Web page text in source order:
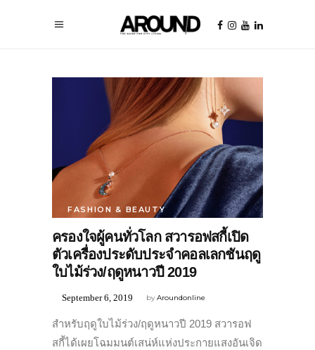
FASHION & BEAUTY
ครองใจผู้คนทั่วโลก สวารอฟสกี้เปิด
ตัวเครื่องประดับประจำคอลเลกชันฤดู
ใบไม้ร่วง/ฤดูหนาวปี 2019
byAroundonline
September 6, 2019
สำหรับฤดูใบไม้ร่วง/ฤดูหนาวปี 2019 สวารอฟ
สกี้ได้เผยโฉมมนต์เสน่ห์แห่งประกายแสงอันเจิด